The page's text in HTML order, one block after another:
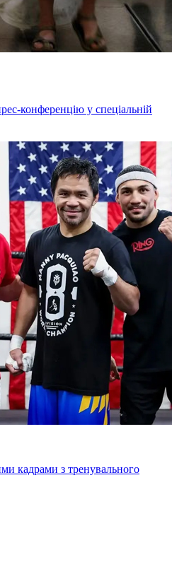
конференцію у спеціальній
кадрами з тренувального